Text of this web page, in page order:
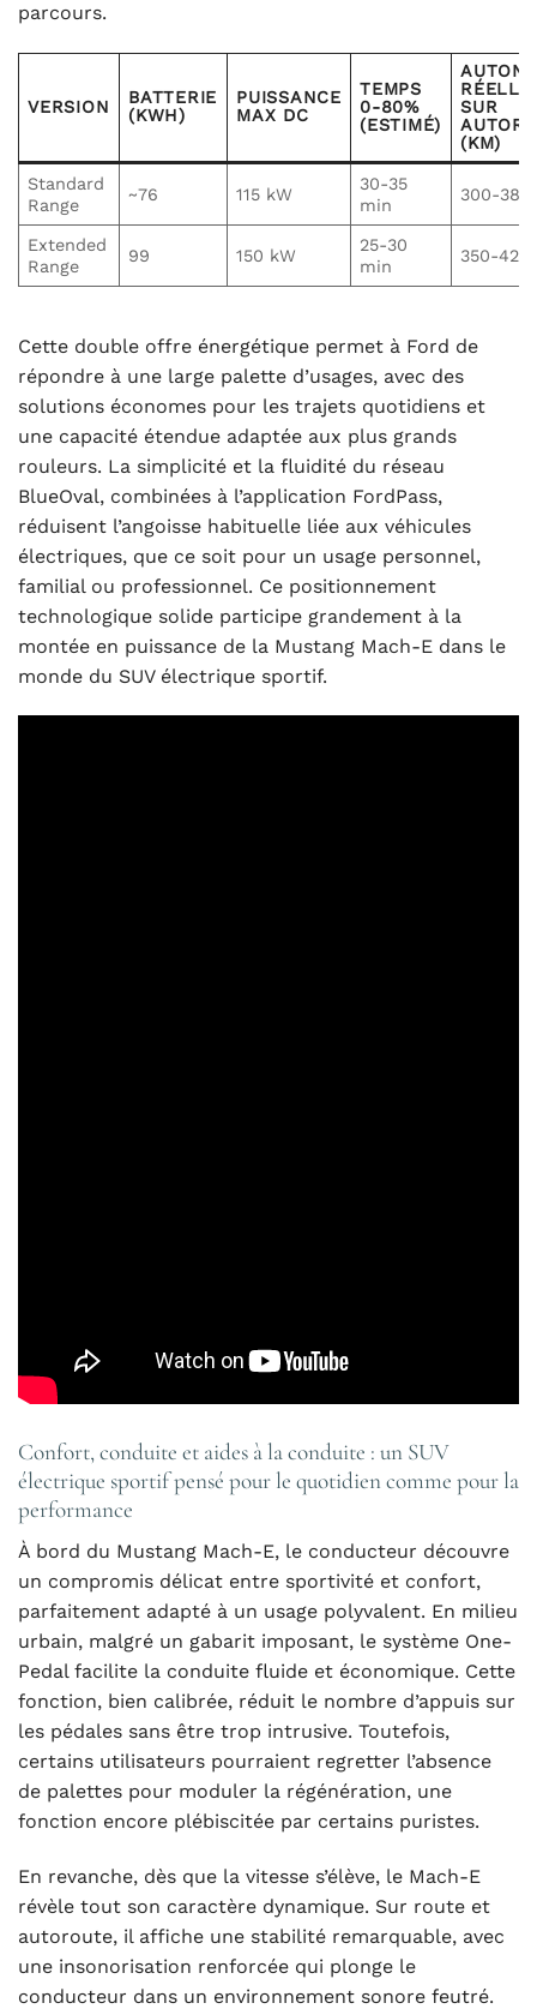
parcours.
VERSION
BATTERIE
(KWH)
PUISSANCE
MAX DC
TEMPS
0-80%
(ESTIMÉ)
RÉELLE
SUR
(KM)
Standard
Range
~76 115 kW
30-35
min
300-380
Extended
Range
99 150 kW
25-30
min
350-420
Cette double offre énergétique permet à Ford de
répondre à une large palette d’usages, avec des
solutions économes pour les trajets quotidiens et
une capacité étendue adaptée aux plus grands
rouleurs. La simplicité et la fluidité du réseau
BlueOval, combinées à l’application FordPass,
réduisent l’angoisse habituelle liée aux véhicules
électriques, que ce soit pour un usage personnel,
familial ou professionnel. Ce positionnement
technologique solide participe grandement à la
montée en puissance de la Mustang Mach-E dans le
monde du SUV électrique sportif.
Confort, conduite et aides à la conduite : un SUV
électrique sportif pensé pour le quotidien comme pour la
performance
À bord du Mustang Mach-E, le conducteur découvre
un compromis délicat entre sportivité et confort,
parfaitement adapté à un usage polyvalent. En milieu
urbain, malgré un gabarit imposant, le système One-
Pedal facilite la conduite fluide et économique. Cette
fonction, bien calibrée, réduit le nombre d’appuis sur
les pédales sans être trop intrusive. Toutefois,
certains utilisateurs pourraient regretter l’absence
de palettes pour moduler la régénération, une
fonction encore plébiscitée par certains puristes.
En revanche, dès que la vitesse s’élève, le Mach-E
révèle tout son caractère dynamique. Sur route et
autoroute, il affiche une stabilité remarquable, avec
une insonorisation renforcée qui plonge le
conducteur dans un environnement sonore feutré.